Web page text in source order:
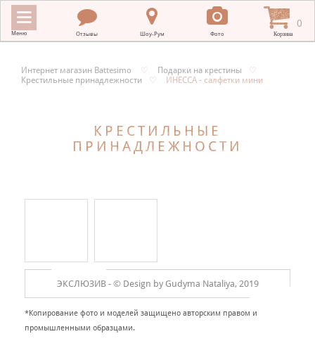
0
Корзина
Меню
КРЕСТИЛЬНАЯ ВЫШИВКА
МЕРНЫЕ ИКОНЫ
ДЛЯ НОВОРОЖДЕННЫХ
НАРЯДНАЯ ОДЕЖДА ДЛЯ ДЕТЕЙ
Отзывы Шоу-Рум Фото
Интернет магазин Battesimo ♡ Подарки на крестины
♡
Крестильные принадлежности
♡ ИНЕССА - салфетки мини
КРЕСТИЛЬНЫЕ
ПРИНАДЛЕЖНОСТИ
ЭКСЛЮЗИВ - © Design by Gudyma Nataliya, 2019
*Копирование фото и моделей защищено авторским правом и
промышленными образцами.